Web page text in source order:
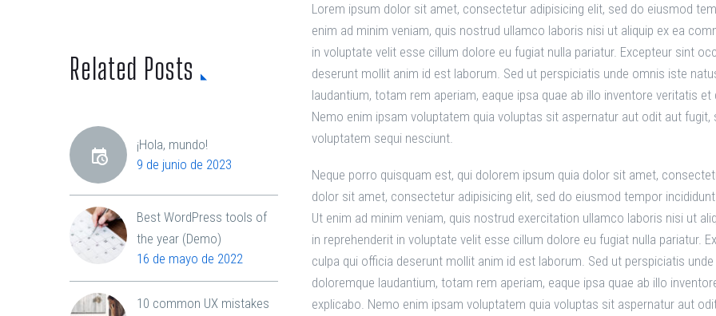
Lorem ipsum dolor sit amet, consectetur adipisicing elit, sed do eiusmod
enim ad minim veniam, quis nostrud ullamco laboris nisi ut aliquip ex ea
in voluptate velit esse cillum dolore eu fugiat nulla pariatur. Excepteur sint
deserunt mollit anim id est laborum. Sed ut perspiciatis unde omnis iste
laudantium, totam rem aperiam, eaque ipsa quae ab illo inventore veritatis
Nemo enim ipsam voluptatem quia voluptas sit aspernatur aut odit aut
voluptatem sequi nesciunt.
Neque porro quisquam est, qui dolorem ipsum quia dolor sit amet,
dolor sit amet, consectetur adipisicing elit, sed do eiusmod tempor
Ut enim ad minim veniam, quis nostrud exercitation ullamco laboris nisi ut
in reprehenderit in voluptate velit esse cillum dolore eu fugiat nulla pariatur.
culpa qui officia deserunt mollit anim id est laborum. Sed ut perspiciatis
doloremque laudantium, totam rem aperiam, eaque ipsa quae ab illo
explicabo. Nemo enim ipsam voluptatem quia voluptas sit aspernatur aut
Related Posts
¡Hola, mundo!
9 de junio de 2023
Best WordPress tools of
the year (Demo)
16 de mayo de 2022
10 common UX mistakes